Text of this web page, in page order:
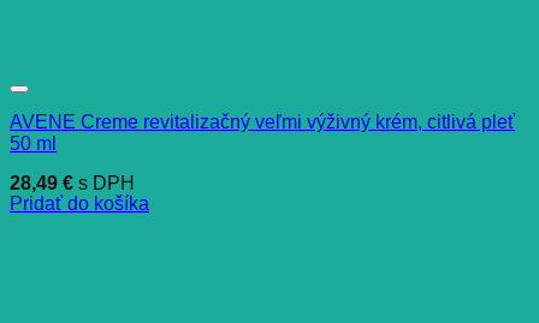
AVENE Creme revitalizačný veľmi výživný krém, citlivá pleť
50 ml
28,49 € s DPH
Pridať do košíka